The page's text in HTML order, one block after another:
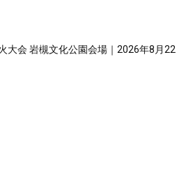
大会 岩槻文化公園会場｜2026年8月22